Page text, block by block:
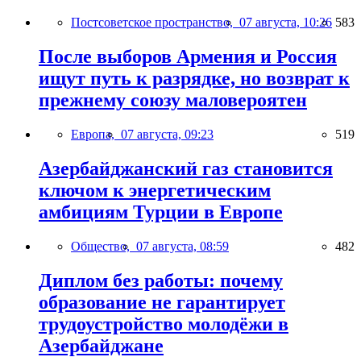
Постсоветское пространство, 07 августа, 10:26 583
После выборов Армения и Россия
ищут путь к разрядке, но возврат к
прежнему союзу маловероятен
Европа, 07 августа, 09:23 519
Азербайджанский газ становится
ключом к энергетическим
амбициям Турции в Европе
Общество, 07 августа, 08:59 482
Диплом без работы: почему
образование не гарантирует
трудоустройство молодёжи в
Азербайджане